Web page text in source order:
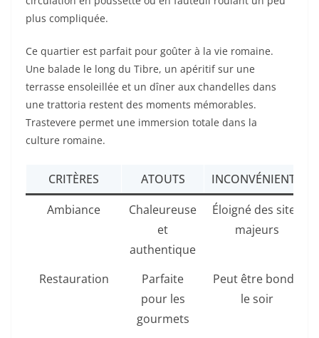
plus compliquée.
Ce quartier est parfait pour goûter à la vie romaine.
Une balade le long du Tibre, un apéritif sur une
terrasse ensoleillée et un dîner aux chandelles dans
une trattoria restent des moments mémorables.
Trastevere permet une immersion totale dans la
culture romaine.
CRITÈRES ATOUTS
INCONVÉNIENTS
Ambiance
Chaleureuse
et
authentique
Éloigné des sites
majeurs
Restauration
Parfaite
pour les
gourmets
Peut être bondé
le soir